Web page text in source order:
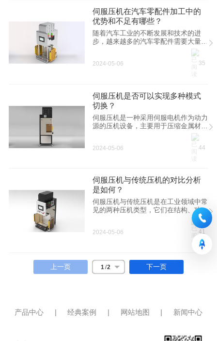
分。各种复杂的机械设备必须通过准确
的压力测试，以确保其符合各种标准和
要求。例如，汽车制造业需要对车身结
构进行强度测试，以确保其在各种不同
环境下的负载能力。同时，电子设备制
造业需要对电子元器件和电子产品进行
压力测试，以确保其可以在各种不同的
应用情
伺服压机在汽车零配件加工中的
优势和不足有哪些？
随着汽车工业的不断发展和技术的进
步，越来越多的汽车零配件需要大量的
机械加工。伺服压机作为一种精密加工
设备，其在汽车零配件加工中拥有着独
特的优势和一些不足之处。 一、优势
制和调整，从而保证了加工的精度和稳
定性。这对于汽车零配件的精密加工来
说至关重要，可以确保零件的质量和尺
寸精度得以满足，提高了汽车零配件的
精度和档次。 2. 生产效率高 伺服压机
采用了先进的电子控制系统，可以实现
2024-05-06 35
伺服压机是否可以实现多种模式
切换？
伺服压机是一种采用伺服电机作为动力
源的压机设备，主要用于压缩金属材
料。伺服压机具有高精度、高效率、可
靠性高等优点，在金属工业领域有着广
泛的应用。在日常生产中，伺服压机是
机可以实现多种模式切换。首先，伺服
压机可以根据不同的工艺要求进行模式
切换。例如，在金属冲压过程中，需要
进行冲压、剪切、折弯等不同的加工操
作。伺服压机可以根据不同的工序要
求，通过编程控制实现模式切换，从而
完成不同的加工过程。 其次，伺服压
机可以根
2024-05-06 44
伺服压机与传统压机的对比分析
是如何？
伺服压机与传统压机是在工业领域中常
见的两种压机类型，它们在结构、功
能、性能以及应用方面存在一定的差
异。以下将对伺服压机和传统压机进行
对比分析。 首先，从结构上来看，伺
服压机和传统压机的结构有所不同。传
统压机通常由机械传动系统和液压系统
组成，其压力的调节和转速控制需要通
过机械装置和液压阀来实现。而伺服压
机采用伺服电机作为动力源，具有良好
高了生产效率和工艺精度。 其次，从
功能上来
2024-05-06 41
上一页 1 /2 下一页
产品中心 | 经典案例 | 网站地图 | 新闻中心